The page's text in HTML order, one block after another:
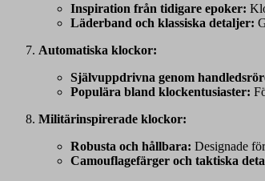
Inspiration från tidigare epoker:
Läderband och klassiska detaljer:
Automatiska klockor:
Självuppdrivna genom
Populära bland klockentusiaster:
Militärinspirerade klockor:
Robusta och hållbara: Designade
Camouflagefärger och taktiska